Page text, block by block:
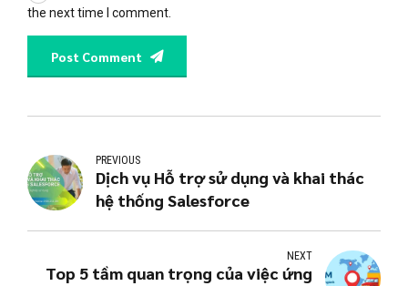
the next time I comment.
Post Comment
PREVIOUS
Dịch vụ Hỗ trợ sử dụng và khai thác
hệ thống Salesforce
NEXT
Top 5 tầm quan trọng của việc ứng